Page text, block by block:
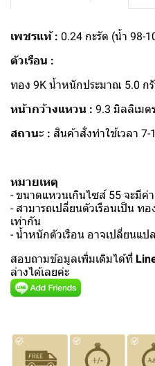
เพชรแท้ : 0.24 กะรัต (น้ำ 98-
ตัวเรือน :
ทอง 9K น้ำหนักประมาณ 5.0 ก
หน้ากว้างแหวน : 9.3 มิลลิเมต
สถานะ : สินค้าสั่งทำใช้เวลา 7-
หมายเหตุ
- ขนาดแหวนเกินไซส์ 55 จะมีค่
- สามารถเปลี่ยนตัวเรือนเป็น ท
เท่ากัน
- น้ำหนักตัวเรือน อาจเปลี่ยนแ
สอบถามข้อมูลเพิ่มเติมได้ที่
ล่างได้เลยค่ะ